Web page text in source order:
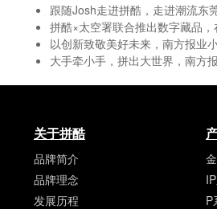
跟随Josh走进拼酷，走进潮流东
拼酷×太空署联合推出数字藏品，
以创新致敬美好未来，南方报业
大手牵小手，拼出大世界，南方
关于拼酷
品牌简介
品牌理念
发展历程
P